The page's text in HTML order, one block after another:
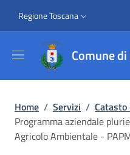
Slim top
Regione Toscana
Comune
Briciole di
Home / Servizi /
Programma aziendale
Agricolo Ambientale -